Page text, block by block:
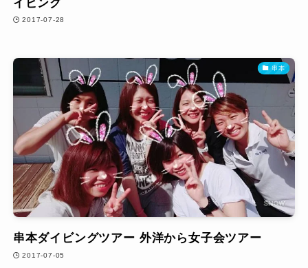
イビング
2017-07-28
串本
串本ダイビングツアー 外洋から女子会ツアー
2017-07-05